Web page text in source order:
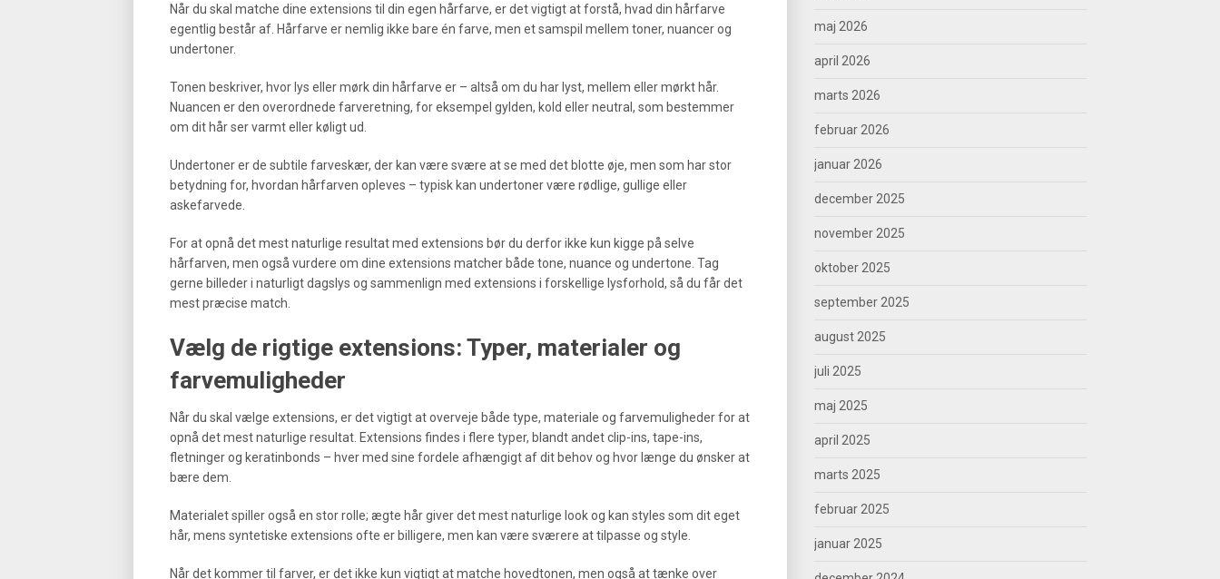
Når du skal matche dine extensions til din egen hårfarve, er det vigtigt at forstå, hvad din hårfarve
egentlig består af. Hårfarve er nemlig ikke bare én farve, men et samspil mellem toner, nuancer og
undertoner.
Tonen beskriver, hvor lys eller mørk din hårfarve er – altså om du har lyst, mellem eller mørkt hår.
Nuancen er den overordnede farveretning, for eksempel gylden, kold eller neutral, som bestemmer
om dit hår ser varmt eller køligt ud.
Undertoner er de subtile farveskær, der kan være svære at se med det blotte øje, men som har stor
betydning for, hvordan hårfarven opleves – typisk kan undertoner være rødlige, gullige eller
askefarvede.
For at opnå det mest naturlige resultat med extensions bør du derfor ikke kun kigge på selve
hårfarven, men også vurdere om dine extensions matcher både tone, nuance og undertone. Tag
gerne billeder i naturligt dagslys og sammenlign med extensions i forskellige lysforhold, så du får det
mest præcise match.
Vælg de rigtige extensions: Typer, materialer og
farvemuligheder
Når du skal vælge extensions, er det vigtigt at overveje både type, materiale og farvemuligheder for at
opnå det mest naturlige resultat. Extensions findes i flere typer, blandt andet clip-ins, tape-ins,
fletninger og keratinbonds – hver med sine fordele afhængigt af dit behov og hvor længe du ønsker at
bære dem.
Materialet spiller også en stor rolle; ægte hår giver det mest naturlige look og kan styles som dit eget
hår, mens syntetiske extensions ofte er billigere, men kan være sværere at tilpasse og style.
Når det kommer til farver, er det ikke kun vigtigt at matche hovedtonen, men også at tænke over
maj 2026
april 2026
marts 2026
februar 2026
januar 2026
december 2025
november 2025
oktober 2025
september 2025
august 2025
juli 2025
maj 2025
april 2025
marts 2025
februar 2025
januar 2025